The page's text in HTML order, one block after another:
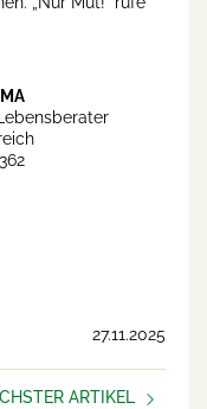
27.11.2025
ARTIKEL